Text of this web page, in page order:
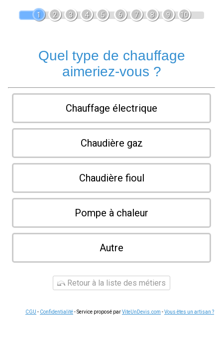
1 2 3 4 5 6 7 8 9 10
Quel type de chauffage
aimeriez-vous ?
Chauffage électrique
Chaudière gaz
Chaudière fioul
Pompe à chaleur
Autre
Retour à la liste des métiers
CGU - Confidentialité- Service proposé parViteUnDevis.com -Vous êtes un artisan ?